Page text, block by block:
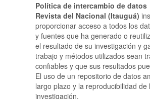
Política de intercambio de datos
Revista del Nacional (Itauguá)
proporcionar acceso a todos los
y fuentes que ha generado o
el resultado de su investigación y
trabajo y métodos utilizados sean
confiables y que sus resultados
El uso de un repositorio de datos
largo plazo y la reproducibilidad de
investigación.